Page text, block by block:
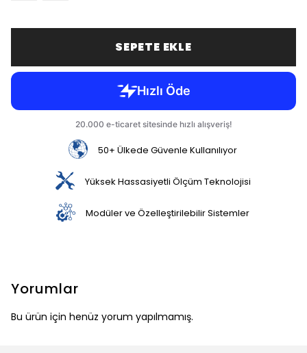
SEPETE EKLE
50+ Ülkede Güvenle Kullanılıyor
Yüksek Hassasiyetli Ölçüm Teknolojisi
Modüler ve Özelleştirilebilir Sistemler
Yorumlar
Bu ürün için henüz yorum yapılmamış.